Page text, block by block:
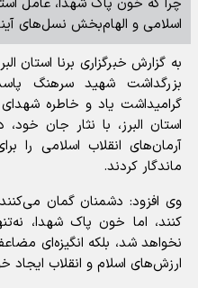
اسلامی و الهام‌بخش نسل‌های
به گزارش خبرگزاری برنا استان
بزرگداشت شهید سرهنگ
گرامیداشت یاد و خاطره شهدای
استان البرز، با نثار جان
آرمان‌های انقلاب اسلامی را
ماندگار کردند.
وی افزود: دشمنان گمان
کنند، اما خون پاک شهدا،
نخواهد شد، بلکه انگیزه‌ای
ارزش‌های اسلام و انقلاب ایجاد